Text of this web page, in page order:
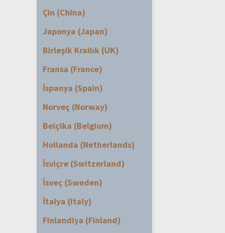
Çin (China)
Japonya (Japan)
Birleşik Krallık (UK)
Fransa (France)
İspanya (Spain)
Norveç (Norway)
Belçika (Belgium)
Hollanda (Netherlands)
İsviçre (Switzerland)
İsveç (Sweden)
İtalya (Italy)
Finlandiya (Finland)